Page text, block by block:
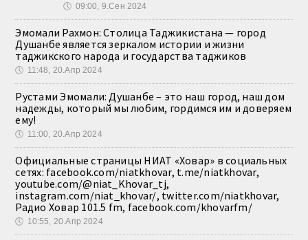
🕔 09:00, 9.Сен 2024
Эмомали Рахмон: Столица Таджикистана — город
Душанбе является зеркалом истории и жизни
таджикского народа и государства таджиков
🕔 11:48, 20.Апр 2024
Рустами Эмомали: Душанбе – это наш город, наш дом
надежды, который мы любим, гордимся им и доверяем
ему!
🕔 11:00, 20.Апр 2024
Официальные страницы НИАТ «Ховар» в социальных
сетях: facebook.com/niatkhovar, t.me/niatkhovar,
youtube.com/@niat_Khovar_tj,
instagram.com/niat_khovar/, twitter.com/niatkhovar,
Радио Ховар 101.5 fm, facebook.com/khovarfm/
🕔 10:55, 20.Апр 2024